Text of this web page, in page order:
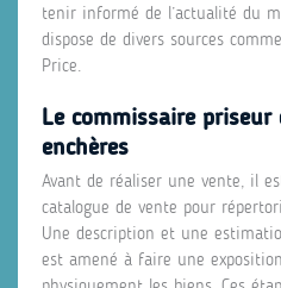
tenir informé de l’actualité du
dispose de divers sources
Price.
Le commissaire
enchères
Avant de réaliser une vente, il
catalogue de vente pour
Une description et une
est amené à faire une